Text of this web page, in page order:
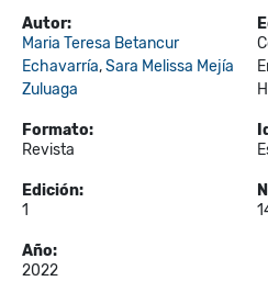
Autor:
Maria Teresa Betancur
Echavarría,Sara Melissa Mejía
Zuluaga
Formato:
Revista
Edición:
1
Año:
2022